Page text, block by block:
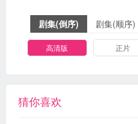
剧集(倒序) 剧集(顺序)
高清版 正片
猜你喜欢